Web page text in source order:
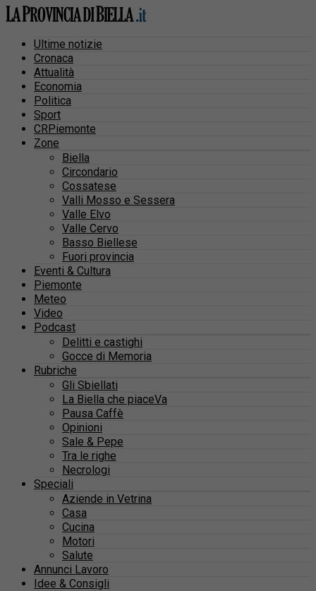
Ultime notizie
Cronaca
Attualità
Economia
Politica
Sport
CRPiemonte
Zone
Biella
Circondario
Cossatese
Valli Mosso e Sessera
Valle Elvo
Valle Cervo
Basso Biellese
Fuori provincia
Eventi & Cultura
Piemonte
Meteo
Video
Podcast
Delitti e castighi
Gocce di Memoria
Rubriche
Gli Sbiellati
La Biella che piaceVa
Pausa Caffè
Opinioni
Sale & Pepe
Tra le righe
Necrologi
Speciali
Aziende in Vetrina
Casa
Cucina
Motori
Salute
Annunci Lavoro
Idee & Consigli